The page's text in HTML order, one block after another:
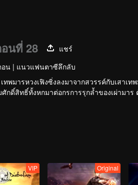
นที่ 28
แชร์
อน | แนวแฟนตาซีลึกลับ
ทพมารหวงเฟิงซิ่งลงมาจากสวรรค์กับเสาเ
กดิ์สิทธิ์ทั้งหกมาต่อกรการรุกล้ำของเผ่ามา
ด้เป็นอัศวิน ในช่วงการเติบโตท่ามกลางอัน
VIP Original